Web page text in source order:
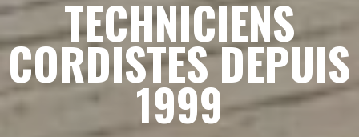
TECHNICIENS
CORDISTES DEPUIS
1999